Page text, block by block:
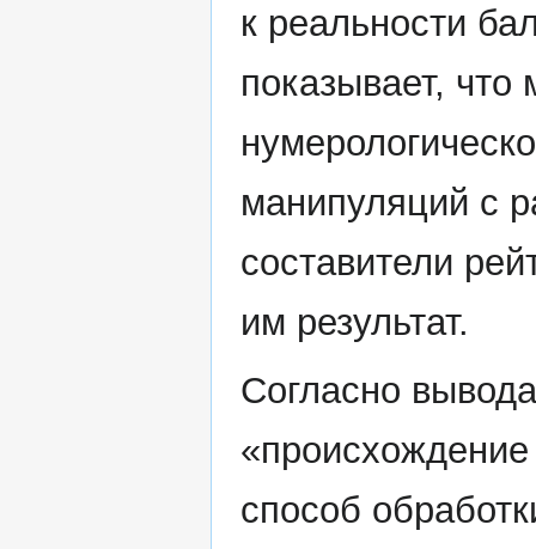
к реальности
показывает, что
манипуляций с
составители
им результат.
Согласно
способ